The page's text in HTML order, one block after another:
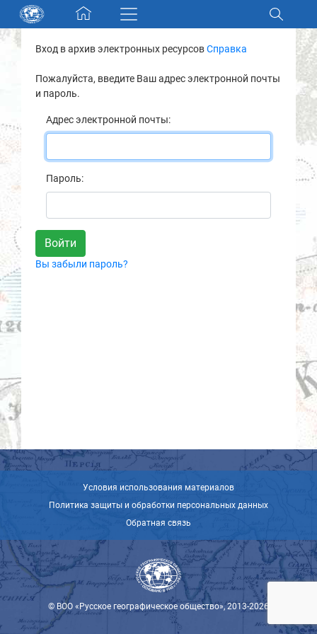
Skip navigation
Разделы и коллекции
Электронный каталог
Новости
О нас
Контакты
Партнеры
Вход в архив электронных ресурсовСправка
Пожалуйста, введите Ваш адрес электронной почты
и пароль.
Адрес электронной почты:
Пароль:
Вы забыли пароль?
Условия использования материалов
Политика защиты и обработки персональных данных
Обратная связь
© ВОО «Русское географическое общество», 2013-2026